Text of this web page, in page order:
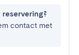
contact met